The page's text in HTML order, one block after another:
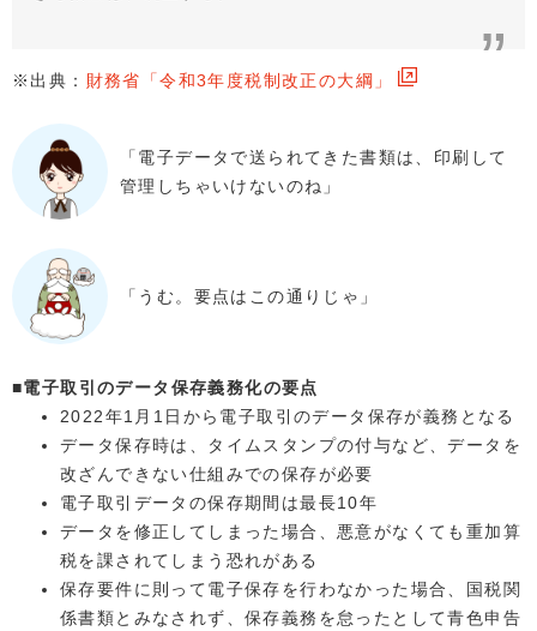
※出典： 財務省「令和3年度税制改正の大綱」
「電子データで送られてきた書類は、印刷して
管理しちゃいけないのね」
「うむ。要点はこの通りじゃ」
■電子取引のデータ保存義務化の要点
2022年1月1日から電子取引のデータ保存が義務となる
データ保存時は、タイムスタンプの付与など、データを
改ざんできない仕組みでの保存が必要
電子取引データの保存期間は最長10年
データを修正してしまった場合、悪意がなくても重加算
税を課されてしまう恐れがある
保存要件に則って電子保存を行わなかった場合、国税関
係書類とみなされず、保存義務を怠ったとして青色申告